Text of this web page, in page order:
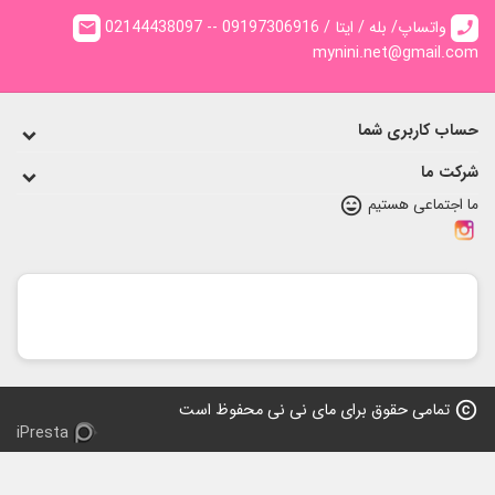
02144438097 -- واتساپ/ بله / ایتا / 09197306916 email
کاربری شما
ما
اجتماعی هستیمsentiment_very_satisfied
تمامی حقوق برای مای نی نی محفوظ است
iPresta